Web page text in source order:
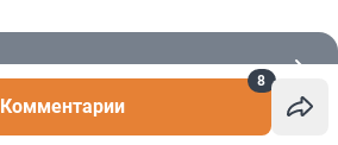
Комментарии
8